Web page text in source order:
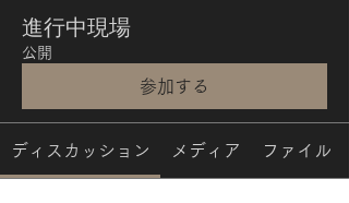
進行中現場
公開
参加する
ディスカッション メディア ファイル